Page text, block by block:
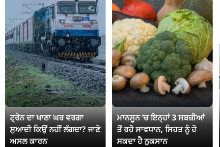
ਟ੍ਰੇਨ ਦਾ ਖਾਣਾ ਘਰ ਵਰਗਾ
ਸੁਆਦੀ ਕਿਉਂ ਨਹੀਂ ਲੱਗਦਾ? ਜਾਣੋ
ਅਸਲ ਕਾਰਨ
ਮਾਨਸੂਨ ‘ਚ ਇਨ੍ਹਾਂ 3 ਸਬਜ਼ੀਆਂ
ਤੋਂ ਰਹੋ ਸਾਵਧਾਨ, ਸਿਹਤ ਨੂੰ ਹੋ
ਸਕਦਾ ਹੈ ਨੁਕਸਾਨ